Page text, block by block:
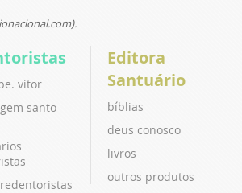
vitor
santo
Editora
Santuário
bíblias
deus conosco
livros
outros produtos